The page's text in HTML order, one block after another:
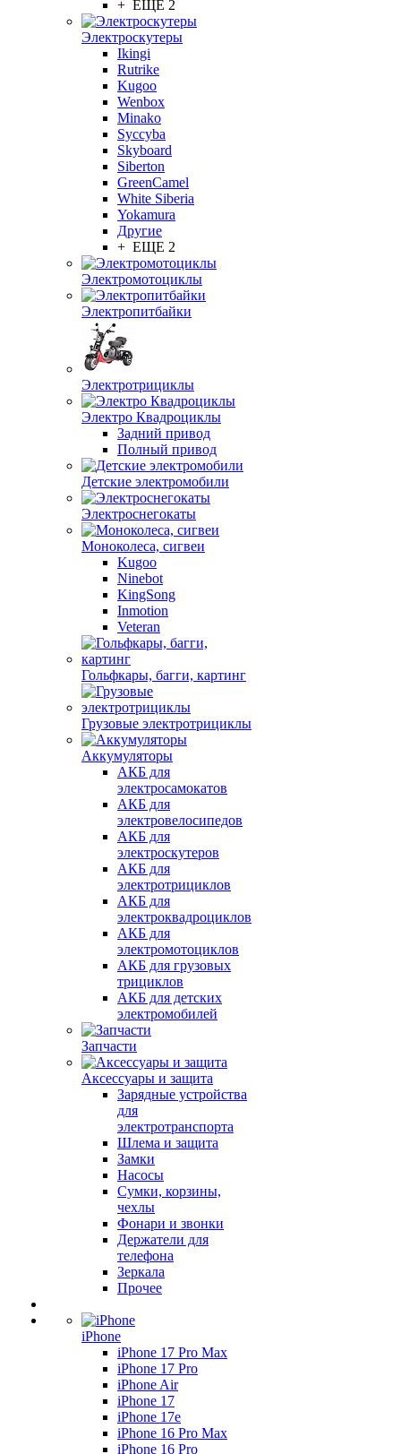
+ ЕЩЕ 2
Электроскутеры
Ikingi
Rutrike
Kugoo
Wenbox
Minako
Syccyba
Skyboard
Siberton
GreenCamel
White Siberia
Yokamura
Другие
+ ЕЩЕ 2
Электромотоциклы
Электропитбайки
Электротрициклы
Электро Квадроциклы
Задний привод
Полный привод
Детские электромобили
Электроснегокаты
Моноколеса, сигвеи
Kugoo
Ninebot
KingSong
Inmotion
Veteran
Гольфкары, багги, картинг
Грузовые электротрициклы
Аккумуляторы
АКБ для
электросамокатов
АКБ для
электровелосипедов
АКБ для
электроскутеров
АКБ для
электротрициклов
АКБ для
электроквадроциклов
АКБ для
электромотоциклов
АКБ для грузовых
трициклов
АКБ для детских
электромобилей
Запчасти
Аксессуары и защита
Зарядные устройства
для
электротранспорта
Шлема и защита
Замки
Насосы
Сумки, корзины,
чехлы
Фонари и звонки
Держатели для
телефона
Зеркала
Прочее
iPhone
iPhone 17 Pro Max
iPhone 17 Pro
iPhone Air
iPhone 17
iPhone 17e
iPhone 16 Pro Max
iPhone 16 Pro